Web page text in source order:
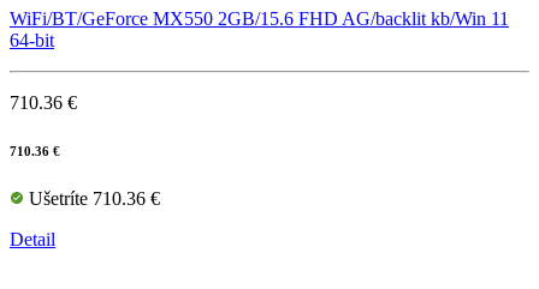
WiFi/BT/GeForce MX550 2GB/15.6 FHD AG/backlit kb/Win 11
64-bit
710.36 €
710.36 €
Ušetríte 710.36 €
Detail